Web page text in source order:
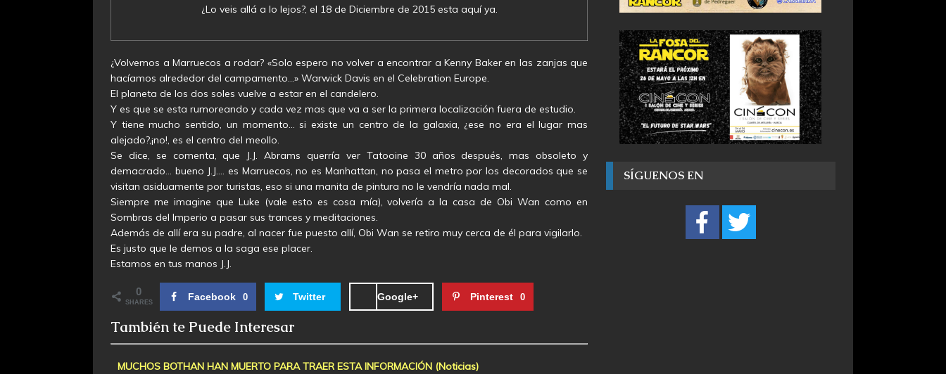
¿Lo veis allá a lo lejos?, el 18 de Diciembre de 2015 esta aquí ya.
¿Volvemos a Marruecos a rodar? «Solo espero no volver a encontrar a Kenny Baker en las zanjas que
hacíamos alrededor del campamento…» Warwick Davis en el Celebration Europe.
El planeta de los dos soles vuelve a estar en el candelero.
Y es que se esta rumoreando y cada vez mas que va a ser la primera localización fuera de estudio.
Y tiene mucho sentido, un momento… si existe un centro de la galaxia, ¿ese no era el lugar mas
alejado?,¡no!, es el centro del meollo.
Se dice, se comenta, que J.J. Abrams querría ver Tatooine 30 años después, mas obsoleto y
demacrado… bueno J.J…. es Marruecos, no es Manhattan, no pasa el metro por los decorados que se
visitan asiduamente por turistas, eso si una manita de pintura no le vendría nada mal.
Siempre me imagine que Luke (vale esto es cosa mía), volvería a la casa de Obi Wan como en
Sombras del Imperio a pasar sus trances y meditaciones.
Además de allí era su padre, al nacer fue puesto allí, Obi Wan se retiro muy cerca de él para vigilarlo.
Es justo que le demos a la saga ese placer.
Estamos en tus manos J.J.
0
SHARES Facebook 0 Twitter Google+ Pinterest 0
También te Puede Interesar
MUCHOS BOTHAN HAN MUERTO PARA TRAER ESTA INFORMACIÓN (Noticias)
SÍGUENOS EN